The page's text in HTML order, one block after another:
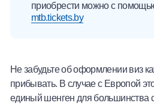
приобрести можно с
mtb.tickets.by
Не забудьте об оформлении виз
прибывать. В случае с Европой
единый шенген для большинства